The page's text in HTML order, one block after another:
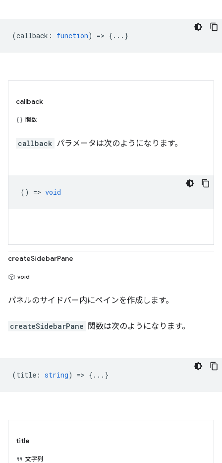
(callback : function) => {...}
callback
関数
callback パラメータは次のようになります。
() => void
createSidebarPane
void
パネルのサイドバー内にペインを作成します。
createSidebarPane 関数は次のようになります。
(title : string) => {...}
title
文字列